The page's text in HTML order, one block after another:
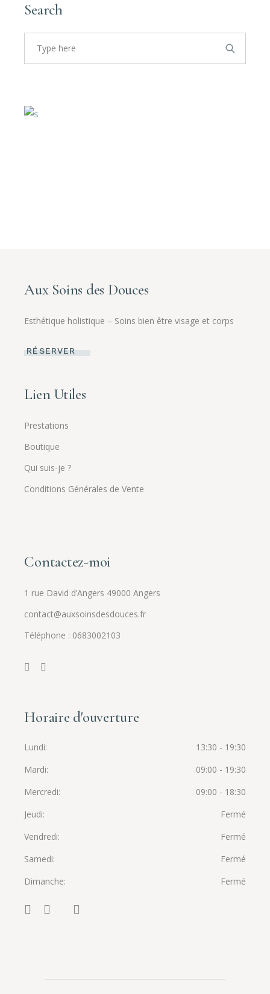
Search
Search
for:
Aux Soins des Douces
Esthétique holistique – Soins bien être visage et corps
RÉSERVER
Lien Utiles
Prestations
Boutique
Qui suis-je ?
Conditions Générales de Vente
Contactez-moi
1 rue David d’Angers 49000 Angers
contact@auxsoinsdesdouces.fr
Téléphone : 0683002103
Horaire d'ouverture
Lundi
13:30 - 19:30
Mardi
09:00 - 19:30
Mercredi
09:00 - 18:30
Jeudi
Fermé
Vendredi
Fermé
Samedi
Fermé
Dimanche
Fermé